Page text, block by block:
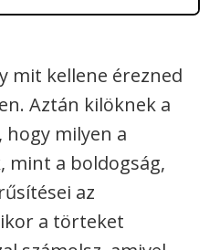
mit kellene érezned
Aztán kilöknek a
hogy milyen a
mint a boldogság,
az
a törteket